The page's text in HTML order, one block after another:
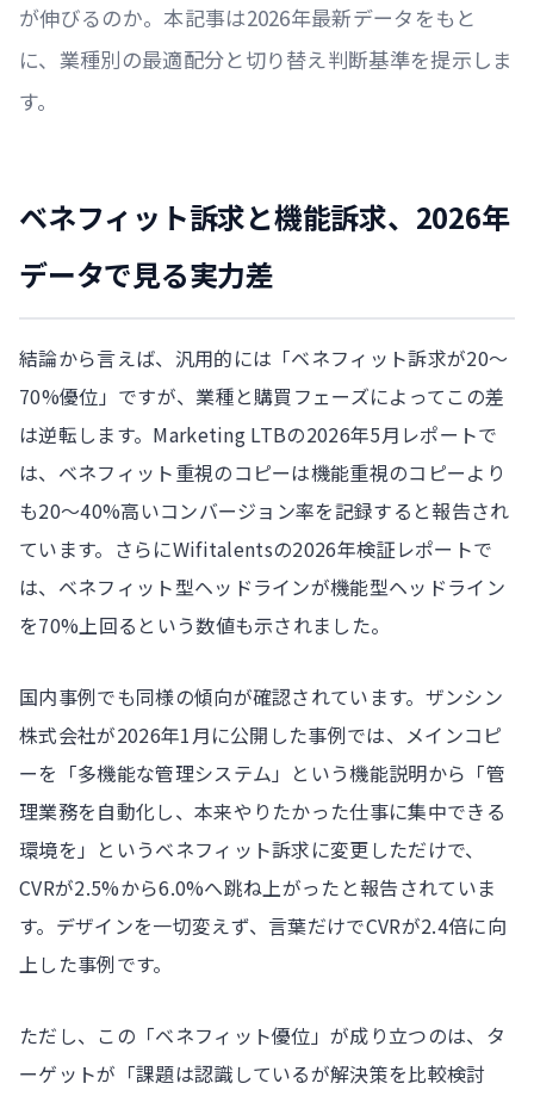
が伸びるのか。本記事は2026年最新データをもと
に、業種別の最適配分と切り替え判断基準を提示しま
す。
ベネフィット訴求と機能訴求、2026年
データで見る実力差
結論から言えば、汎用的には「ベネフィット訴求が20〜
70%優位」ですが、業種と購買フェーズによってこの差
は逆転します。Marketing LTBの2026年5月レポートで
は、ベネフィット重視のコピーは機能重視のコピーより
も20〜40%高いコンバージョン率を記録すると報告され
ています。さらにWifitalentsの2026年検証レポートで
は、ベネフィット型ヘッドラインが機能型ヘッドライン
を70%上回るという数値も示されました。
国内事例でも同様の傾向が確認されています。ザンシン
株式会社が2026年1月に公開した事例では、メインコピ
ーを「多機能な管理システム」という機能説明から「管
理業務を自動化し、本来やりたかった仕事に集中できる
環境を」というベネフィット訴求に変更しただけで、
CVRが2.5%から6.0%へ跳ね上がったと報告されていま
す。デザインを一切変えず、言葉だけでCVRが2.4倍に向
上した事例です。
ただし、この「ベネフィット優位」が成り立つのは、タ
ーゲットが「課題は認識しているが解決策を比較検討